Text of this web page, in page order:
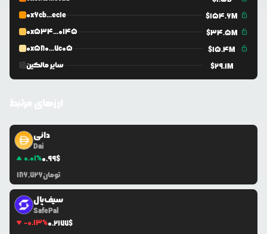
UniV2
0xbe1...58e2
0x6cb...ec1e
$154.6M
0x534...0145
$34.5M
0x580...7c05
$15.4M
سایر مالکین
$29.1M
دائی
Dai
0.01%0.99$
186,726تومان
سیف‌پال
SafePal
-0.13%0.2177$